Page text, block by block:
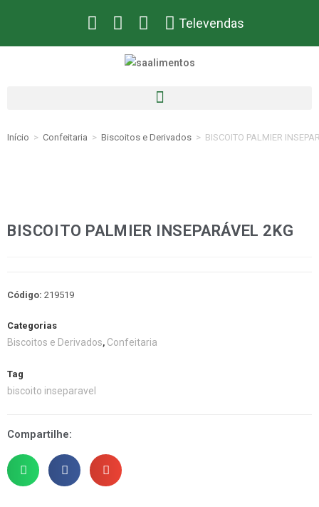
Televendas
Início > Confeitaria > Biscoitos e Derivados > BISCOITO PALMIER
BISCOITO PALMIER INSEPARÁVEL 2KG
Código: 219519
Categorias
Biscoitos e Derivados, Confeitaria
Tag
biscoito inseparavel
Compartilhe: